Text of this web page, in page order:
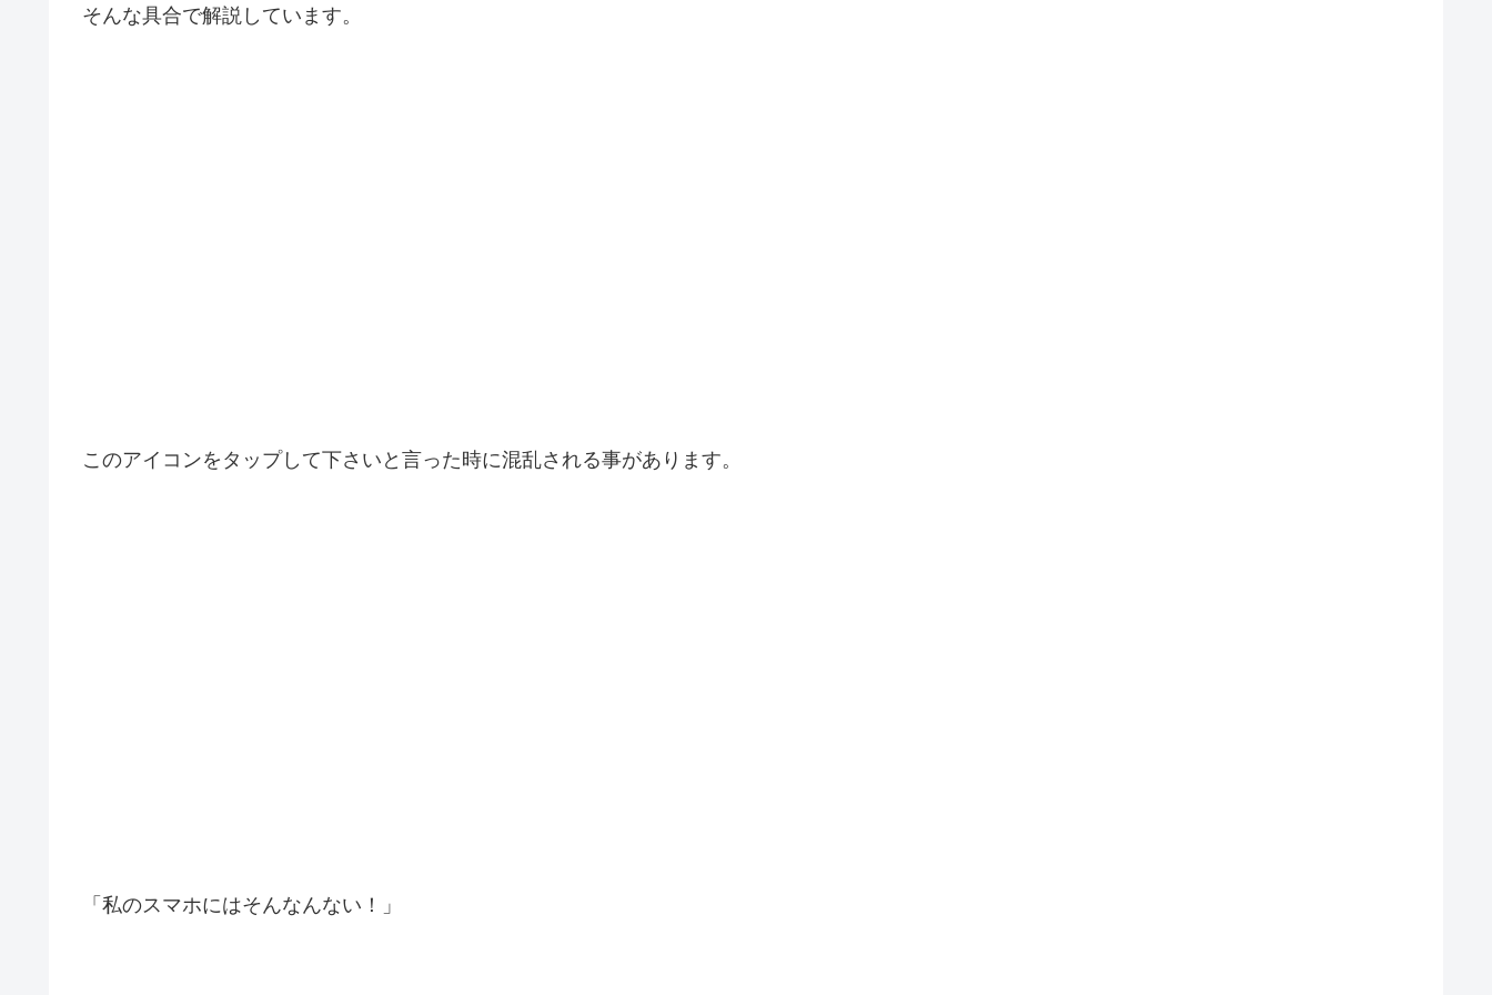
そんな具合で解説しています。
このアイコンをタップして下さいと言った時に混乱される事があります。
「私のスマホにはそんなんない！」